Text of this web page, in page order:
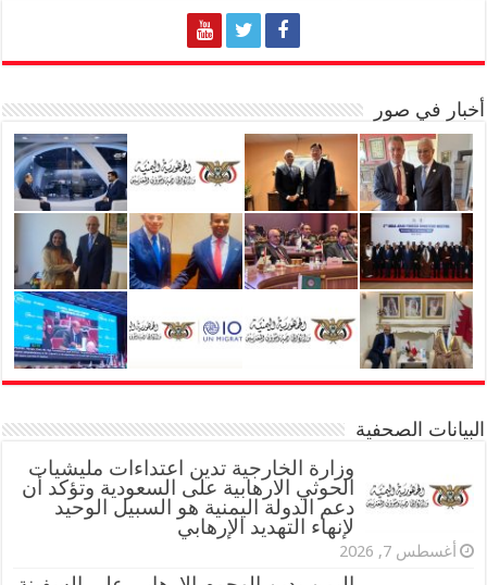
أخبار في صور
البيانات الصحفية
وزارة الخارجية تدين اعتداءات مليشيات
الحوثي الارهابية على السعودية وتؤكد أن
دعم الدولة اليمنية هو السبيل الوحيد
لإنهاء التهديد الإرهابي
أغسطس 7, 2026